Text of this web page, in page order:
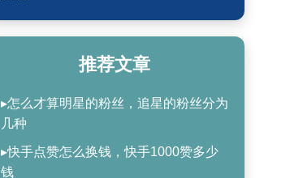
推荐文章
▸怎么才算明星的粉丝，追星的粉丝分为
几种
▸快手点赞怎么换钱，快手1000赞多少
钱